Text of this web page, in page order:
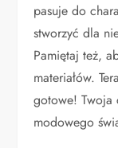
pasuje do
stworzyć dla
Pamiętaj też,
materiałów.
gotowe!
modowego